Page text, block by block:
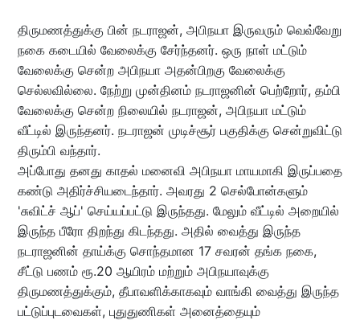
திருமணத்துக்கு பின் நடராஜன், அபிநயா இருவரும் வெவ்வேறு
நகை கடையில் வேலைக்கு சேர்ந்தனர். ஒரு நாள் மட்டும்
வேலைக்கு சென்ற அபிநயா அதன்பிறகு வேலைக்கு
செல்லவில்லை. நேற்று முன்தினம் நடராஜனின் பெற்றோர், தம்பி
வேலைக்கு சென்ற நிலையில் நடராஜன், அபிநயா மட்டும்
வீட்டில் இருந்தனர். நடராஜன் முடிச்சூர் பகுதிக்கு சென்றுவிட்டு
திரும்பி வந்தார்.
அப்போது தனது காதல் மனைவி அபிநயா மாயமாகி இருப்பதை
கண்டு அதிர்ச்சியடைந்தார். அவரது 2 செல்போன்களும்
'சுவிட்ச் ஆப்' செய்யப்பட்டு இருந்தது. மேலும் வீட்டில் அறையில்
இருந்த பீரோ திறந்து கிடந்தது. அதில் வைத்து இருந்த
நடராஜனின் தாய்க்கு சொந்தமான 17 சவரன் தங்க நகை,
சீட்டு பணம் ரூ.20 ஆயிரம் மற்றும் அபிநயாவுக்கு
திருமணத்துக்கும், தீபாவளிக்காகவும் வாங்கி வைத்து இருந்த
பட்டுப்புடவைகள், புதுதுணிகள் அனைத்தையும்